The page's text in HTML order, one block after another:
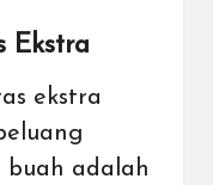
Ekstra
ekstra
buah adalah